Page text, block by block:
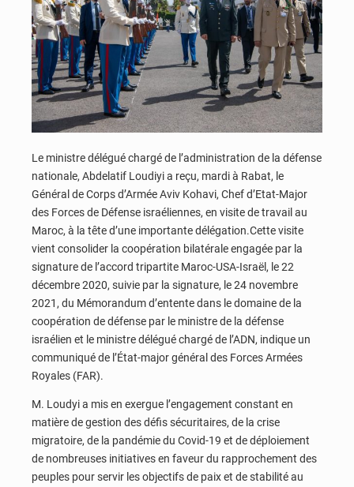
Le ministre délégué chargé de l’administration de la défense
nationale, Abdelatif Loudiyi a reçu, mardi à Rabat, le
Général de Corps d’Armée Aviv Kohavi, Chef d’Etat-Major
des Forces de Défense israéliennes, en visite de travail au
Maroc, à la tête d’une importante délégation.Cette visite
vient consolider la coopération bilatérale engagée par la
signature de l’accord tripartite Maroc-USA-Israël, le 22
décembre 2020, suivie par la signature, le 24 novembre
2021, du Mémorandum d’entente dans le domaine de la
coopération de défense par le ministre de la défense
israélien et le ministre délégué chargé de l’ADN, indique un
communiqué de l’État-major général des Forces Armées
Royales (FAR).
M. Loudyi a mis en exergue l’engagement constant en
matière de gestion des défis sécuritaires, de la crise
migratoire, de la pandémie du Covid-19 et de déploiement
de nombreuses initiatives en faveur du rapprochement des
peuples pour servir les objectifs de paix et de stabilité au